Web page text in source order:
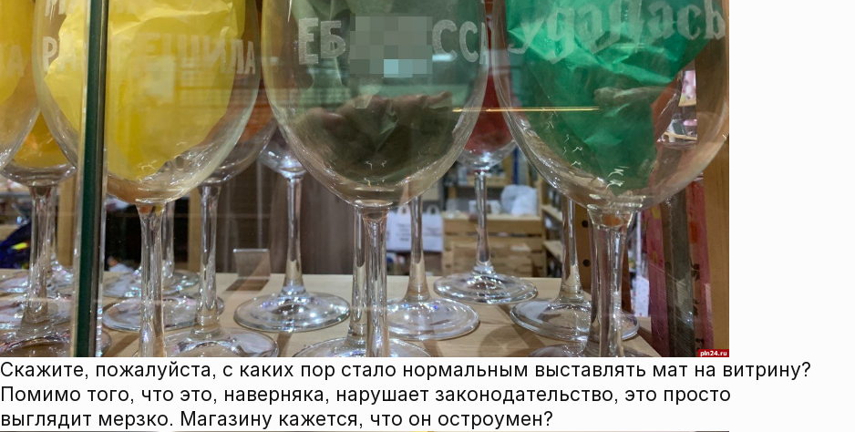
Скажите, пожалуйста, с каких пор стало нормальным выставлять мат на витрину?
Помимо того, что это, наверняка, нарушает законодательство, это просто
выглядит мерзко. Магазину кажется, что он остроумен?